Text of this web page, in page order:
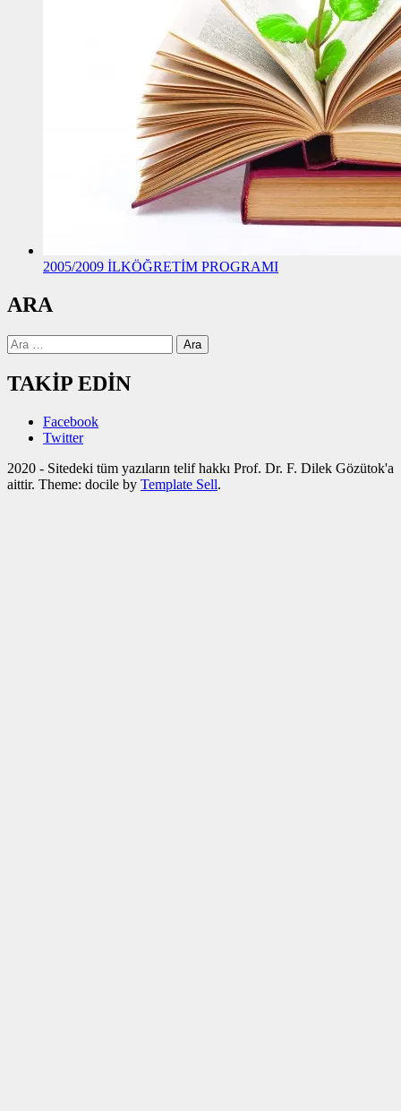
2005/2009 İLKÖĞRETİM PROGRAMI
ARA
Arama:
TAKİP EDİN
Facebook
Twitter
2020 - Sitedeki tüm yazıların telif hakkı Prof. Dr. F. Dilek Gözütok'a
aittir. Theme: docile by Template Sell.